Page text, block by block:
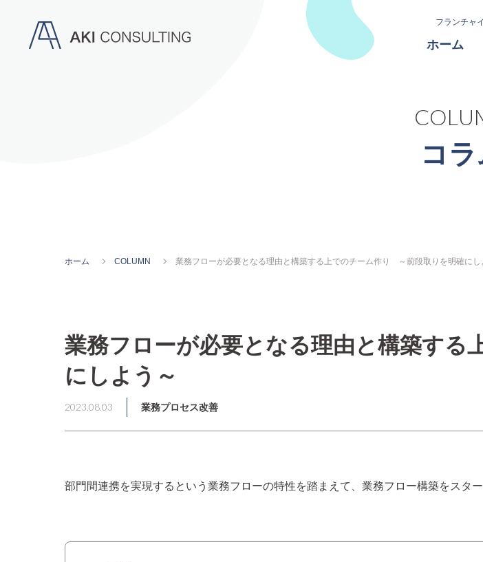
フランチャ
ホーム
コ
ホーム COLUMN 業務フローが必要となる理由と構築する上でのチーム作り ～前段取りを明確にし
業務フローが必要となる理由と構築す
にしよう～
2023.08.03 業務プロセス改善
部門間連携を実現するという業務フローの特性を踏まえて、業務フロー構築をスタ